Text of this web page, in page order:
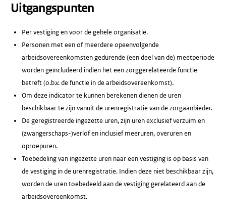
Uitgangspunten
Per vestiging en voor de gehele organisatie.
Personen met een of meerdere opeenvolgende
arbeidsovereenkomsten gedurende (een deel van de) meetperiode
worden geïncludeerd indien het een zorggerelateerde functie
betreft (o.b.v. de functie in de arbeidsovereenkomst).
Om deze indicator te kunnen berekenen dienen de uren
beschikbaar te zijn vanuit de urenregistratie van de zorgaanbieder.
De geregistreerde ingezette uren, zijn uren exclusief verzuim en
(zwangerschaps-)verlof en inclusief meeruren, overuren en
oproepuren.
Toebedeling van ingezette uren naar een vestiging is op basis van
de vestiging in de urenregistratie. Indien deze niet beschikbaar zijn,
worden de uren toebedeeld aan de vestiging gerelateerd aan de
arbeidsovereenkomst.